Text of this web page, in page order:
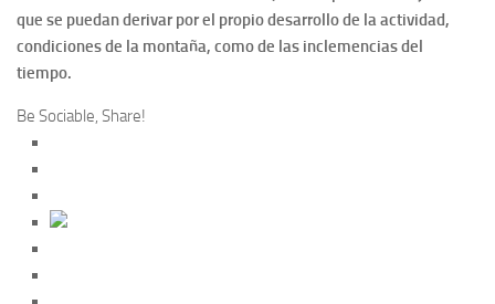
que se puedan derivar por el propio desarrollo de la actividad,
condiciones de la montaña, como de las inclemencias del
tiempo.
Be Sociable, Share!